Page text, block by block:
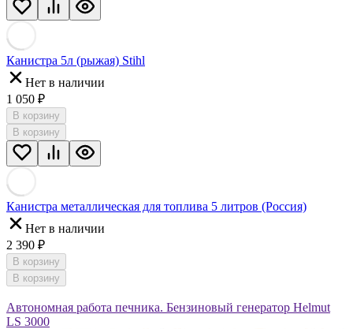
Канистра 5л (рыжая) Stihl
Нет в наличии
1 050 ₽
В корзину
В корзину
Канистра металлическая для топлива 5 литров (Россия)
Нет в наличии
2 390 ₽
В корзину
В корзину
Автономная работа печника. Бензиновый генератор Helmut
LS 3000